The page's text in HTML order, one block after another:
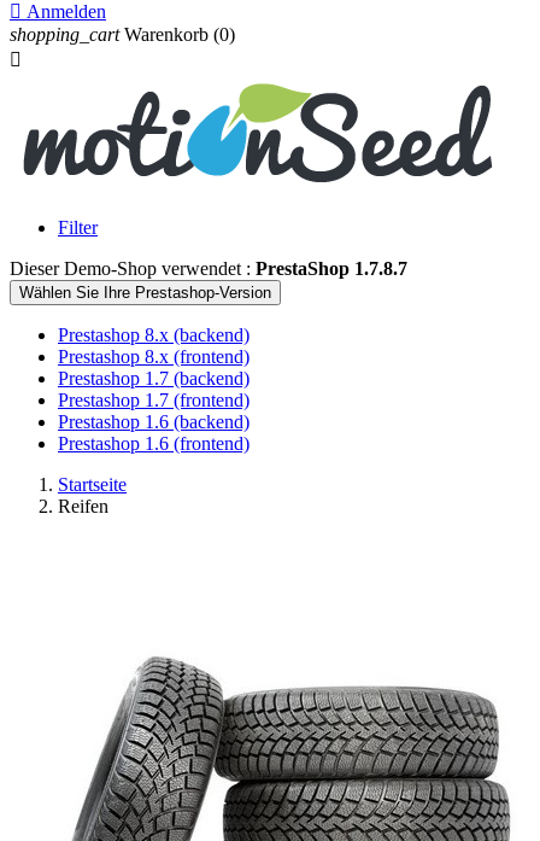
 Anmelden
shopping_cart Warenkorb (0)

Filter
Dieser Demo-Shop verwendet : PrestaShop 1.7.8.7
Wählen Sie Ihre Prestashop-Version
Prestashop 8.x (backend)
Prestashop 8.x (frontend)
Prestashop 1.7 (backend)
Prestashop 1.7 (frontend)
Prestashop 1.6 (backend)
Prestashop 1.6 (frontend)
Startseite
Reifen